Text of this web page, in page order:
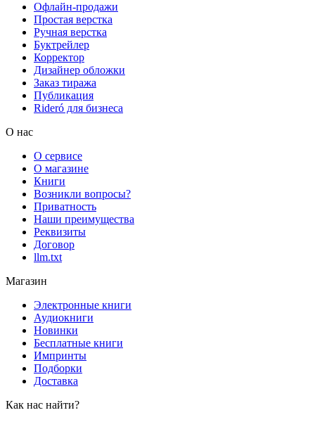
Офлайн-продажи
Простая верстка
Ручная верстка
Буктрейлер
Корректор
Дизайнер обложки
Заказ тиража
Публикация
Rideró для бизнеса
О нас
О сервисе
О магазине
Книги
Возникли вопросы?
Приватность
Наши преимущества
Реквизиты
Договор
llm.txt
Магазин
Электронные книги
Аудиокниги
Новинки
Бесплатные книги
Импринты
Подборки
Доставка
Как нас найти?